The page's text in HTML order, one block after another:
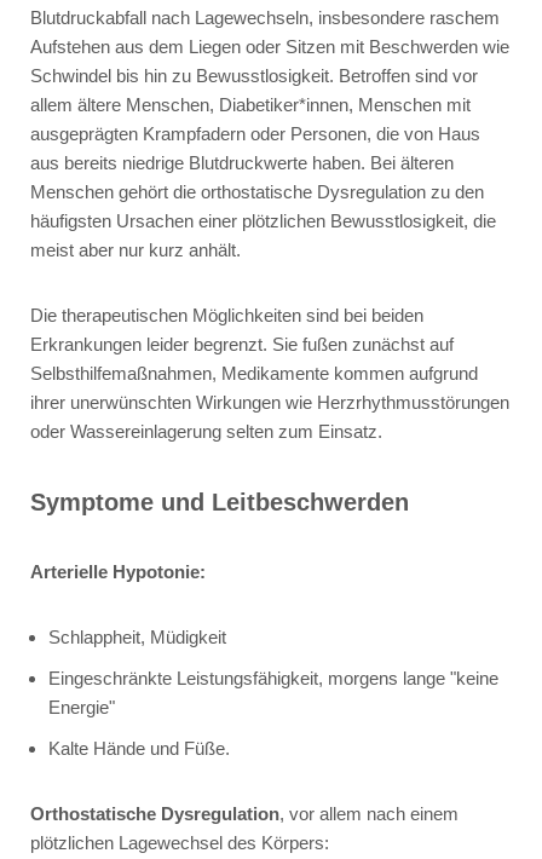
Blutdruckabfall nach Lagewechseln, insbesondere raschem
Aufstehen aus dem Liegen oder Sitzen mit Beschwerden wie
Schwindel bis hin zu Bewusstlosigkeit. Betroffen sind vor
allem ältere Menschen, Diabetiker*innen, Menschen mit
ausgeprägten Krampfadern oder Personen, die von Haus
aus bereits niedrige Blutdruckwerte haben. Bei älteren
Menschen gehört die orthostatische Dysregulation zu den
häufigsten Ursachen einer plötzlichen Bewusstlosigkeit, die
meist aber nur kurz anhält.
Die therapeutischen Möglichkeiten sind bei beiden
Erkrankungen leider begrenzt. Sie fußen zunächst auf
Selbsthilfemaßnahmen, Medikamente kommen aufgrund
ihrer unerwünschten Wirkungen wie Herzrhythmusstörungen
oder Wassereinlagerung selten zum Einsatz.
Symptome und Leitbeschwerden
Arterielle Hypotonie:
Schlappheit, Müdigkeit
Eingeschränkte Leistungsfähigkeit, morgens lange "keine
Energie"
Kalte Hände und Füße.
Orthostatische Dysregulation, vor allem nach einem
plötzlichen Lagewechsel des Körpers: